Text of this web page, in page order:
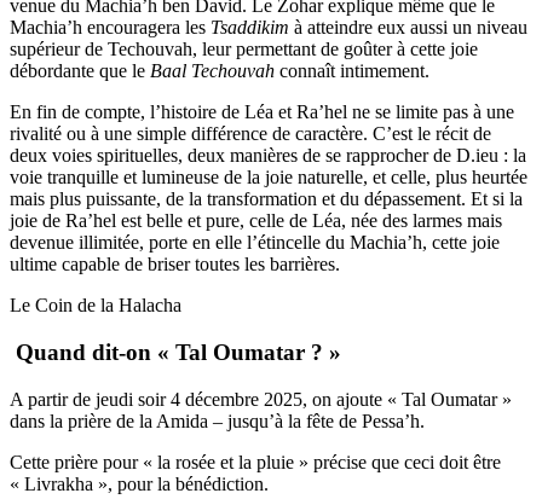
venue du Machia’h ben David. Le Zohar explique même que le
Machia’h encouragera les Tsaddikim à atteindre eux aussi un niveau
supérieur de Techouvah, leur permettant de goûter à cette joie
débordante que le Baal Techouvah connaît intimement.
En fin de compte, l’histoire de Léa et Ra’hel ne se limite pas à une
rivalité ou à une simple différence de caractère. C’est le récit de
deux voies spirituelles, deux manières de se rapprocher de D.ieu : la
voie tranquille et lumineuse de la joie naturelle, et celle, plus heurtée
mais plus puissante, de la transformation et du dépassement. Et si la
joie de Ra’hel est belle et pure, celle de Léa, née des larmes mais
devenue illimitée, porte en elle l’étincelle du Machia’h, cette joie
ultime capable de briser toutes les barrières.
Le Coin de la Halacha
Quand dit-on « Tal Oumatar ? »
A partir de jeudi soir 4 décembre 2025, on ajoute « Tal Oumatar »
dans la prière de la Amida – jusqu’à la fête de Pessa’h.
Cette prière pour « la rosée et la pluie » précise que ceci doit être
« Livrakha », pour la bénédiction.